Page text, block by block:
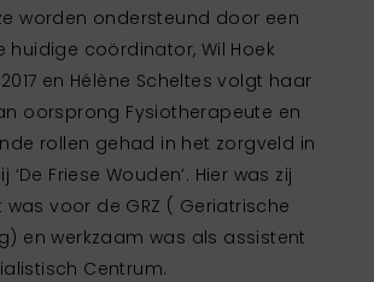
worden ondersteund door een
huidige coördinator, Wil Hoek
en Hélène Scheltes volgt haar
oorsprong Fysiotherapeute en
rollen gehad in het zorgveld in
‘De Friese Wouden’. Hier was zij
voor de GRZ ( Geriatrische
en werkzaam was als assistent
Centrum.